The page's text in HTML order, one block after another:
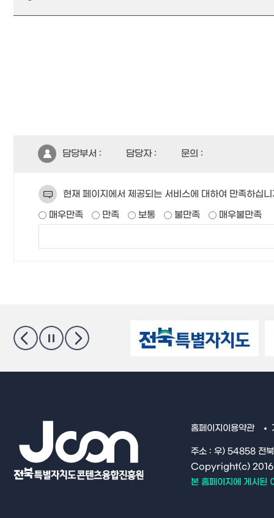
담당부서 : 담당자 : 문의 :
현재 페이지에서 제공되는 서비스에 대하여 만족하십
매우만족
만족 보통 불만족 매우불만족
홈페이지이용약관
주소 : 우) 54858 전
Copyright(c) 2016 (
본 홈페이지에 게시된